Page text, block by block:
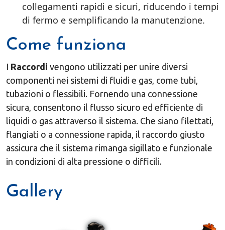
collegamenti rapidi e sicuri, riducendo i tempi
di fermo e semplificando la manutenzione.
Come funziona
I Raccordi vengono utilizzati per unire diversi
componenti nei sistemi di fluidi e gas, come tubi,
tubazioni o flessibili. Fornendo una connessione
sicura, consentono il flusso sicuro ed efficiente di
liquidi o gas attraverso il sistema. Che siano filettati,
flangiati o a connessione rapida, il raccordo giusto
assicura che il sistema rimanga sigillato e funzionale
in condizioni di alta pressione o difficili.
Gallery